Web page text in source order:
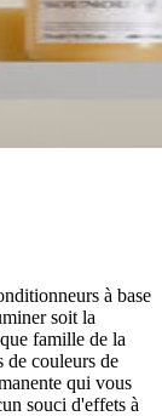
à base
soit la
famille de la
de couleurs de
qui vous
souci d'effets à